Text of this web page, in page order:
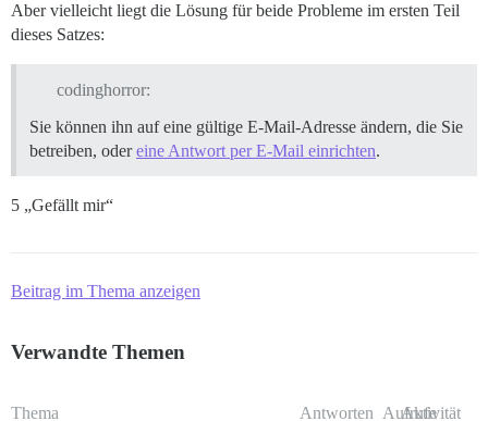
Aber vielleicht liegt die Lösung für beide Probleme im ersten Teil
dieses Satzes:
codinghorror:
Sie können ihn auf eine gültige E-Mail-Adresse ändern, die Sie
betreiben, odereine Antwort per E-Mail einrichten.
5 „Gefällt mir“
Beitrag im Thema anzeigen
Verwandte Themen
Thema Antworten Aufrufe
Aktivität